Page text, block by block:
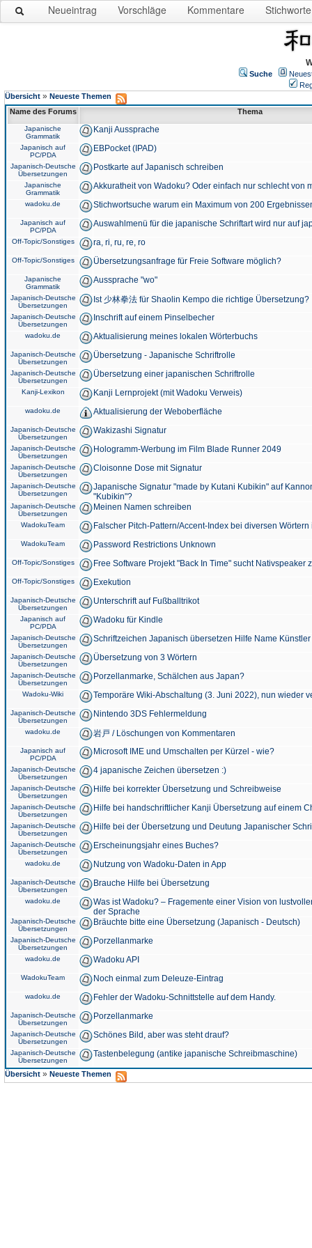
Neueintrag Vorschläge Kommentare Stichworte
Suche
Übersicht » Neueste Themen
Name des Forums
Thema
Japanische
Grammatik
Kanji Aussprache
Japanisch auf
PC/PDA
EBPocket (IPAD)
Japanisch-Deutsche
Übersetzungen
Postkarte auf Japanisch schreiben
Japanische
Grammatik
Akkuratheit von Wadoku? Oder einfach nur schlecht von
wadoku.de Stichwortsuche warum ein Maximum von 200
Japanisch auf
PC/PDA
Auswahlmenü für die japanische Schriftart wird nur auf
Off-Topic/Sonstiges ra, ri, ru, re, ro
Off-Topic/Sonstiges Übersetzungsanfrage für Freie Software möglich?
Japanische
Grammatik
Aussprache "wo"
Japanisch-Deutsche
Übersetzungen
Ist 少林拳法 für Shaolin Kempo die richtige Übersetzung?
Japanisch-Deutsche
Übersetzungen
Inschrift auf einem Pinselbecher
wadoku.de Aktualisierung meines lokalen Wörterbuchs
Japanisch-Deutsche
Übersetzungen
Übersetzung - Japanische Schriftrolle
Japanisch-Deutsche
Übersetzungen
Übersetzung einer japanischen Schriftrolle
Kanji-Lexikon Kanji Lernprojekt (mit Wadoku Verweis)
wadoku.de Aktualisierung der Weboberfläche
Japanisch-Deutsche
Übersetzungen
Wakizashi Signatur
Japanisch-Deutsche
Übersetzungen
Hologramm-Werbung im Film Blade Runner 2049
Japanisch-Deutsche
Übersetzungen
Cloisonne Dose mit Signatur
Japanisch-Deutsche
Übersetzungen
Japanische Signatur "made by Kutani Kubikin" auf
"Kubikin"?
Japanisch-Deutsche
Übersetzungen
Meinen Namen schreiben
WadokuTeam Falscher Pitch-Pattern/Accent-Index bei diversen
WadokuTeam Password Restrictions Unknown
Off-Topic/Sonstiges Free Software Projekt "Back In Time" sucht Nativspeaker
Off-Topic/Sonstiges Exekution
Japanisch-Deutsche
Übersetzungen
Unterschrift auf Fußballtrikot
Japanisch auf
PC/PDA
Wadoku für Kindle
Japanisch-Deutsche
Übersetzungen
Schriftzeichen Japanisch übersetzen Hilfe Name
Japanisch-Deutsche
Übersetzungen
Übersetzung von 3 Wörtern
Japanisch-Deutsche
Übersetzungen
Porzellanmarke, Schälchen aus Japan?
Wadoku-Wiki Temporäre Wiki-Abschaltung (3. Juni 2022), nun wieder
Japanisch-Deutsche
Übersetzungen
Nintendo 3DS Fehlermeldung
wadoku.de 岩戸 / Löschungen von Kommentaren
Japanisch auf
PC/PDA
Microsoft IME und Umschalten per Kürzel - wie?
Japanisch-Deutsche
Übersetzungen
4 japanische Zeichen übersetzen :)
Japanisch-Deutsche
Übersetzungen
Hilfe bei korrekter Übersetzung und Schreibweise
Japanisch-Deutsche
Übersetzungen
Hilfe bei handschriftlicher Kanji Übersetzung auf einem
Japanisch-Deutsche
Übersetzungen
Hilfe bei der Übersetzung und Deutung Japanischer
Japanisch-Deutsche
Übersetzungen
Erscheinungsjahr eines Buches?
wadoku.de Nutzung von Wadoku-Daten in App
Japanisch-Deutsche
Übersetzungen
Brauche Hilfe bei Übersetzung
wadoku.de
Was ist Wadoku? – Fragemente einer Vision von
der Sprache
Japanisch-Deutsche
Übersetzungen
Bräuchte bitte eine Übersetzung (Japanisch - Deutsch)
Japanisch-Deutsche
Übersetzungen
Porzellanmarke
wadoku.de Wadoku API
WadokuTeam Noch einmal zum Deleuze-Eintrag
wadoku.de Fehler der Wadoku-Schnittstelle auf dem Handy.
Japanisch-Deutsche
Übersetzungen
Porzellanmarke
Japanisch-Deutsche
Übersetzungen
Schönes Bild, aber was steht drauf?
Japanisch-Deutsche
Übersetzungen
Tastenbelegung (antike japanische Schreibmaschine)
Übersicht » Neueste Themen